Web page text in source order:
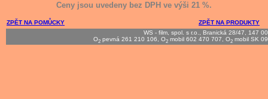
Ceny jsou uvedeny bez DPH ve výši 21 %.
ZPĚT NA POMŮCKY
ZPĚT NA PRODUKTY
WS - film, spol. s r.o., Branická 28/47, 147
O2 pevná 261 210 106, O2 mobil 602 470 707, O2 mobil SK